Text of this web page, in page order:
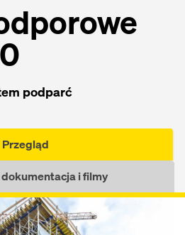
podparć
Przegląd
i filmy